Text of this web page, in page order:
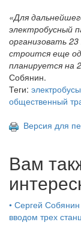
«Для
электробусный
организовать
строится еще
планируется на
Собянин.
Теги: электробусы
общественный
Версия для
Вам
• Сергей Собянин
вводом трех